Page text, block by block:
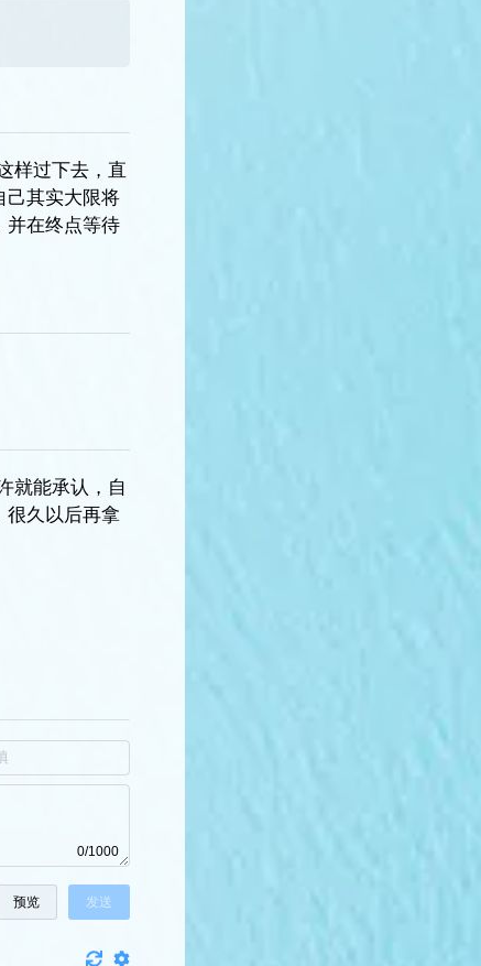
样过下去，直
己其实大限将
并在终点等待
就能承认，自
很久以后再拿
0/1000
预览 发送